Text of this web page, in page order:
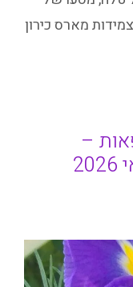
צמידות מארס כירון
–